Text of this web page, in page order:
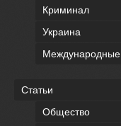
Криминал
Украина
Международные
Статьи
Общество